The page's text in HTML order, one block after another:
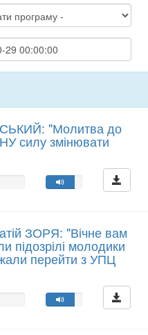
"Молитва до
силу змінювати
ЗОРЯ: "Вічне вам
молодики
перейти з УПЦ